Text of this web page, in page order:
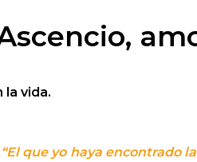
la vida.
“El que yo haya encontrado